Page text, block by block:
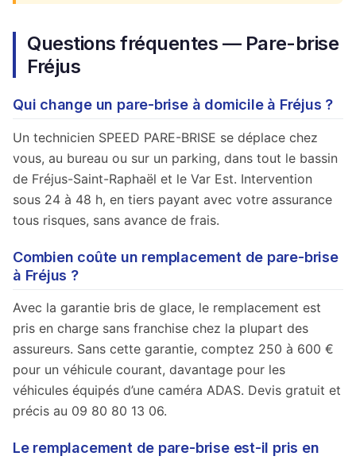
Questions fréquentes — Pare-brise
Fréjus
Qui change un pare-brise à domicile à Fréjus ?
Un technicien SPEED PARE-BRISE se déplace chez
vous, au bureau ou sur un parking, dans tout le bassin
de Fréjus-Saint-Raphaël et le Var Est. Intervention
sous 24 à 48 h, en tiers payant avec votre assurance
tous risques, sans avance de frais.
Combien coûte un remplacement de pare-brise
à Fréjus ?
Avec la garantie bris de glace, le remplacement est
pris en charge sans franchise chez la plupart des
assureurs. Sans cette garantie, comptez 250 à 600 €
pour un véhicule courant, davantage pour les
véhicules équipés d’une caméra ADAS. Devis gratuit et
précis au 09 80 80 13 06.
Le remplacement de pare-brise est-il pris en